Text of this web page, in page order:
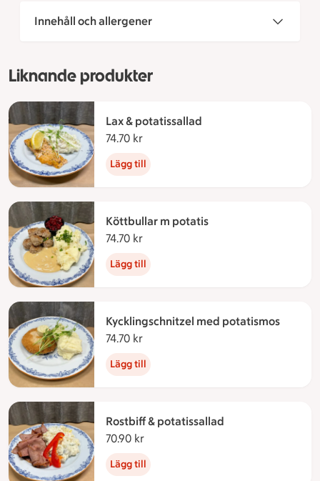
Innehåll och allergener
Liknande produkter
Lax & potatissallad
74.70 kr
Lägg till
Köttbullar m potatis
74.70 kr
Lägg till
Kycklingschnitzel med potatismos
74.70 kr
Lägg till
Rostbiff & potatissallad
70.90 kr
Lägg till